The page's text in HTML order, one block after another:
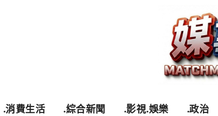
.消費生活 .綜合新聞 .影視.娛樂 .政治